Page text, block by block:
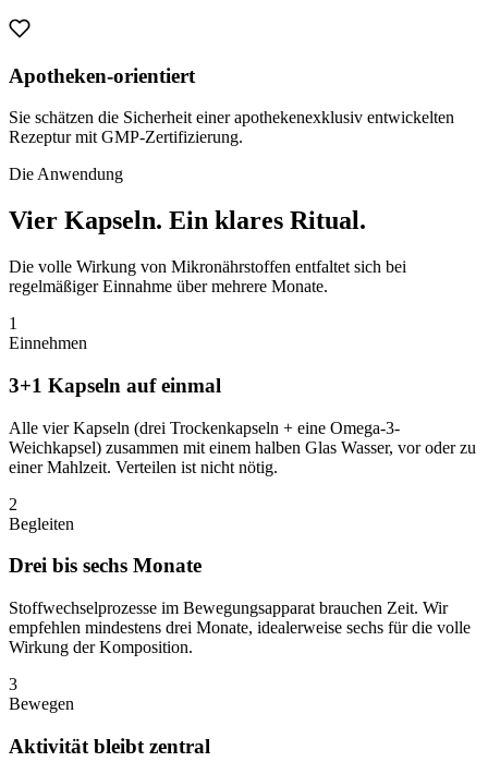
Apotheken-orientiert
Sie schätzen die Sicherheit einer apothekenexklusiv entwickelten
Rezeptur mit GMP-Zertifizierung.
Die Anwendung
Vier Kapseln. Ein klares Ritual.
Die volle Wirkung von Mikronährstoffen entfaltet sich bei
regelmäßiger Einnahme über mehrere Monate.
1
Einnehmen
3+1 Kapseln auf einmal
Alle vier Kapseln (drei Trockenkapseln + eine Omega-3-
Weichkapsel) zusammen mit einem halben Glas Wasser, vor oder zu
einer Mahlzeit. Verteilen ist nicht nötig.
2
Begleiten
Drei bis sechs Monate
Stoffwechselprozesse im Bewegungsapparat brauchen Zeit. Wir
empfehlen mindestens drei Monate, idealerweise sechs für die volle
Wirkung der Komposition.
3
Bewegen
Aktivität bleibt zentral